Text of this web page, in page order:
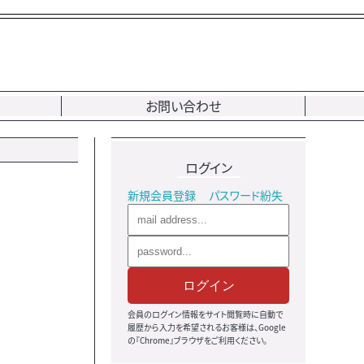
お問い合わせ
ログイン
新規会員登録 パスワード紛失
ログイン
会員のログイン情報をサイト閲覧時に自動で
履歴から入力を希望されるお客様は、Google
の『Chrome』ブラウザをご利用ください。